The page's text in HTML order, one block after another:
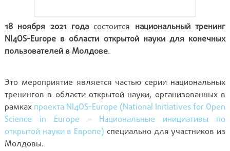
18 ноября 2021 года состоится национальный тренинг
NI4OS-Europe в области открытой науки для конечных
пользователей в Молдове.
Это мероприятие является частью серии национальных
тренингов в области открытой науки, организованных в
рамках проекта NI4OS-Europe (National Initiatives for Open
Science in Europe – Национальные инициативы по
открытой науки в Европе) специально для участников из
Молдовы.